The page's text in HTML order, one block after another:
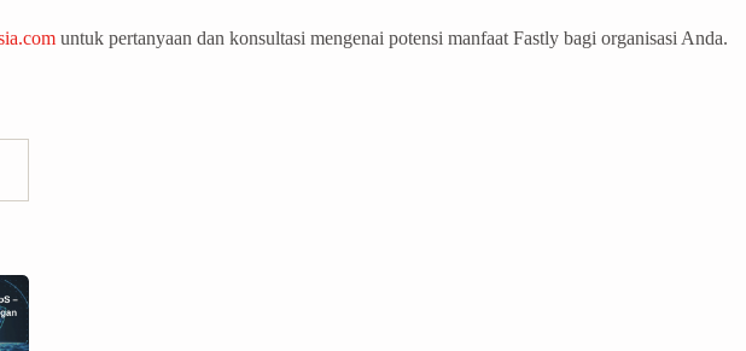
untuk pertanyaan dan konsultasi mengenai potensi manfaat Fastly bagi organisasi Anda.